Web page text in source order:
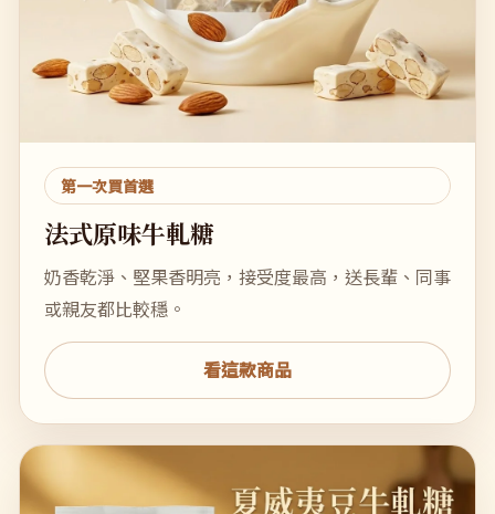
第一次買首選
法式原味牛軋糖
奶香乾淨、堅果香明亮，接受度最高，送長輩、同事
或親友都比較穩。
看這款商品